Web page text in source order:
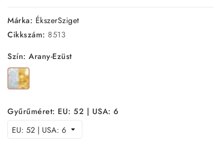
Márka: ÉkszerSziget
Cikkszám: 8513
Szín: Arany-Ezüst
Arany-
Ezüst
Gyűrűméret: EU: 52 | USA: 6